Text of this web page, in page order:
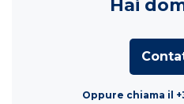
Hai
Oppure chiama il